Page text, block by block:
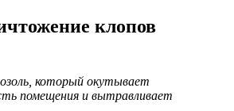
клопов
который окутывает
помещения и вытравливает